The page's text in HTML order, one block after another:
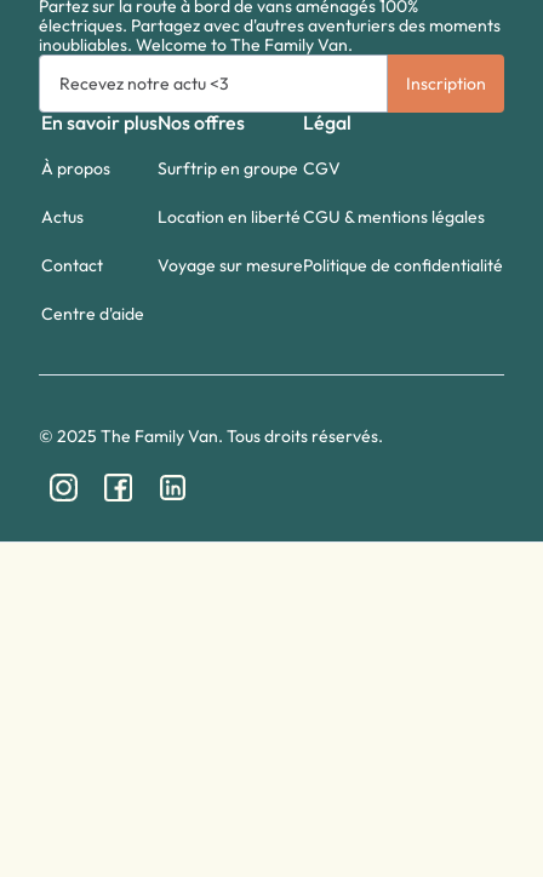
Partez sur la route à bord de vans aménagés 100%
électriques. Partagez avec d'autres aventuriers des moments
inoubliables. Welcome to The Family Van.
En savoir plus
À propos
Actus
Contact
Centre d'aide
Nos offres
Surftrip en groupe
Location en liberté
Voyage sur mesure
Légal
CGV
CGU & mentions légales
Politique de confidentialité
© 2025 The Family Van. Tous droits réservés.